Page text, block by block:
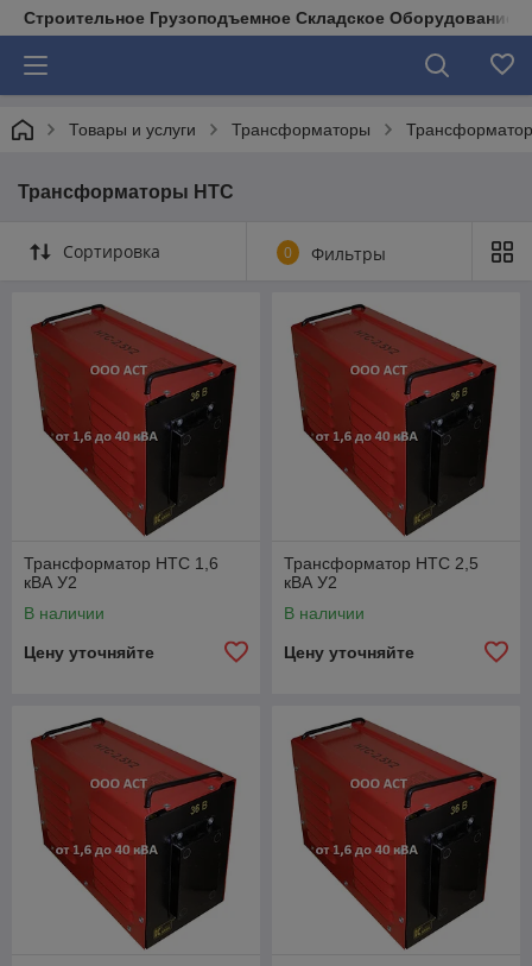
Строительное Грузоподъемное Складское Оборудование
Товары и услуги Трансформаторы
Трансформаторы НТС
Сортировка 0 Фильтры
Трансформатор НТС 1,6
кВА У2
В наличии
Цену уточняйте
Трансформатор НТС 2,5
кВА У2
В наличии
Цену уточняйте